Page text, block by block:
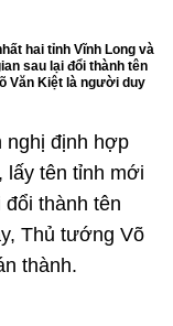
hai tỉnh Vĩnh Long và
sau lại đổi thành tên
Văn Kiệt là người duy
nghị định hợp
lấy tên tỉnh mới
đổi thành tên
Thủ tướng Võ
thành.